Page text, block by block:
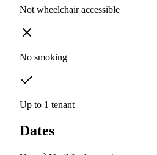
Not wheelchair accessible
No smoking
Up to 1 tenant
Dates